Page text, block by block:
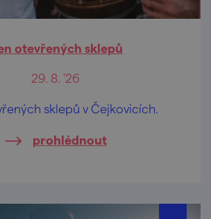
otevřených sklepů
29. 8. '26
sklepů v Čejkovicích.
prohlédnout